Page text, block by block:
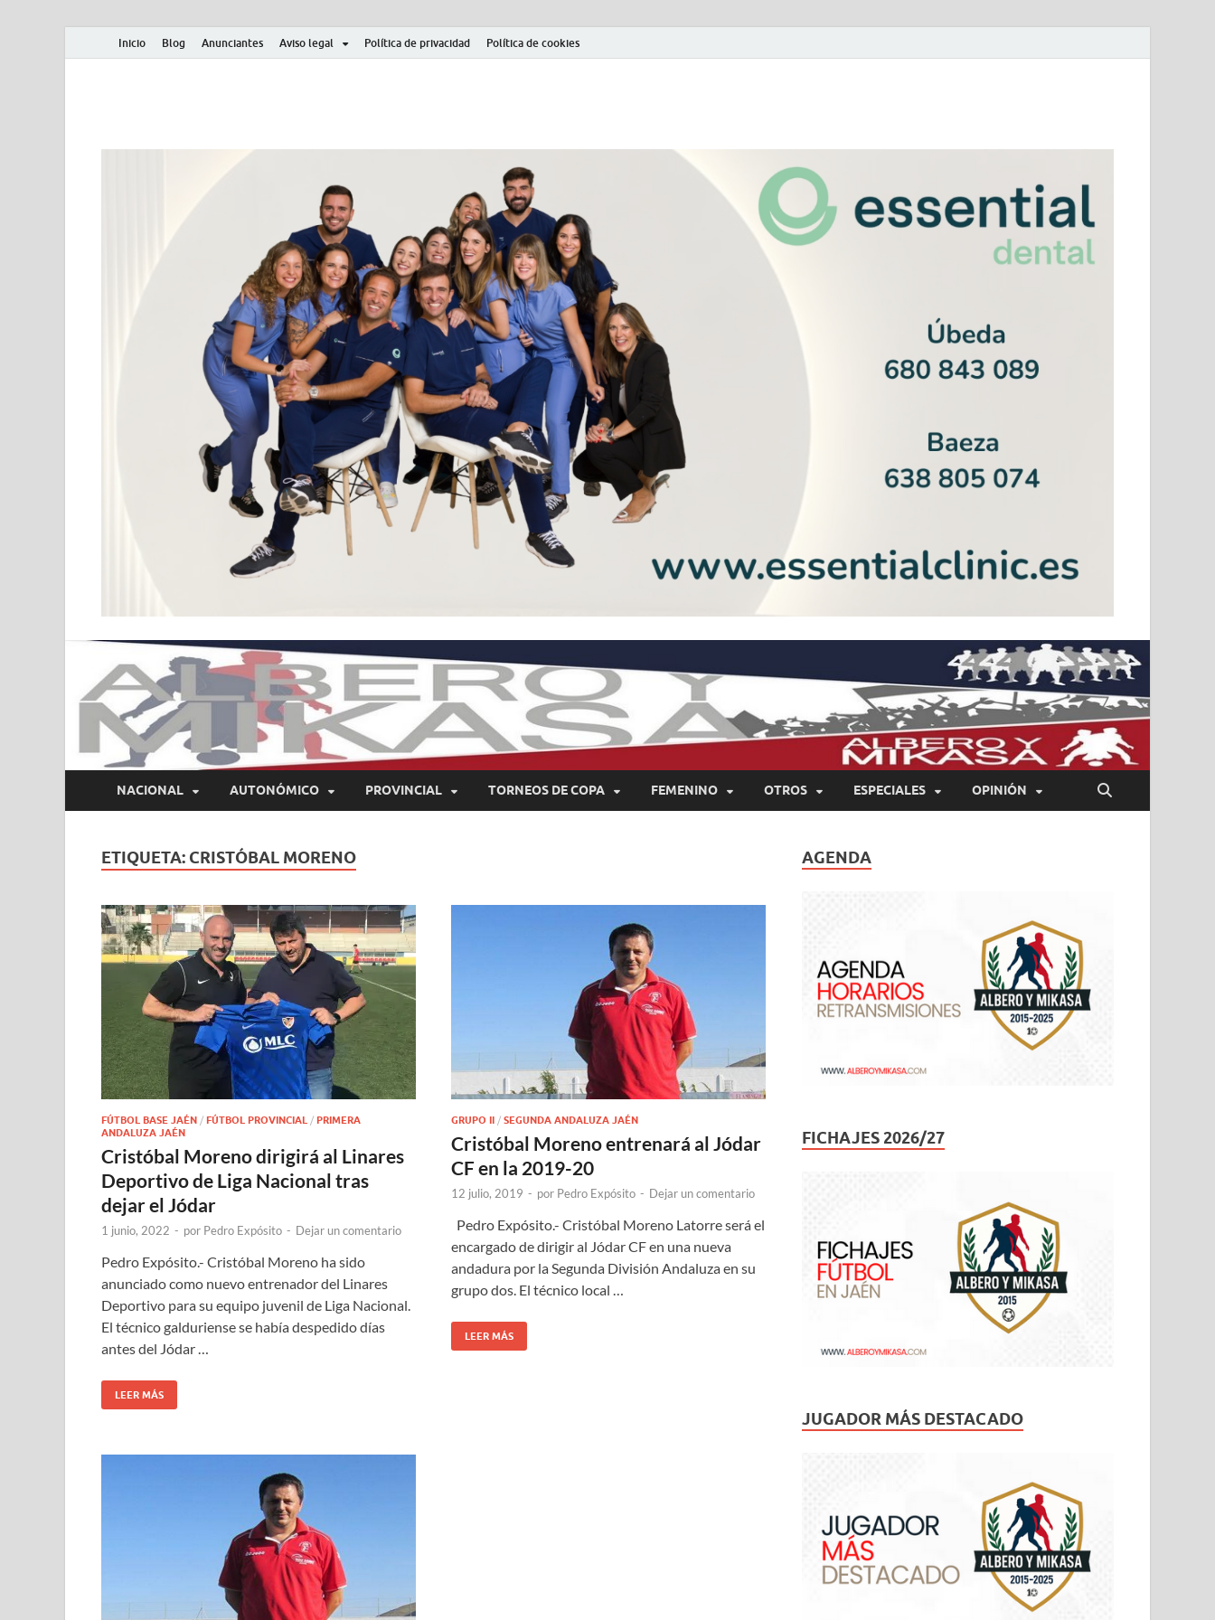
Inicio Blog Anunciantes Aviso legal Política de privacidad Política de cookies
NACIONAL AUTONÓMICO PROVINCIAL TORNEOS DE COPA FEMENINO OTROS ESPECIALES OPINIÓN
ETIQUETA: CRISTÓBAL MORENO
FÚTBOL BASE JAÉN / FÚTBOL PROVINCIAL / PRIMERA
ANDALUZA JAÉN
Cristóbal Moreno dirigirá al Linares
Deportivo de Liga Nacional tras
dejar el Jódar
1 junio, 2022 - por Pedro Expósito - Dejar un comentario
Pedro Expósito.- Cristóbal Moreno ha sido
anunciado como nuevo entrenador del Linares
Deportivo para su equipo juvenil de Liga Nacional.
El técnico galduriense se había despedido días
antes del Jódar …
LEER MÁS
GRUPO II / SEGUNDA ANDALUZA JAÉN
Cristóbal Moreno entrenará al Jódar
CF en la 2019-20
12 julio, 2019 - por Pedro Expósito - Dejar un comentario
Pedro Expósito.- Cristóbal Moreno Latorre será el
encargado de dirigir al Jódar CF en una nueva
andadura por la Segunda División Andaluza en su
grupo dos. El técnico local …
LEER MÁS
AGENDA
FICHAJES 2026/27
JUGADOR MÁS DESTACADO